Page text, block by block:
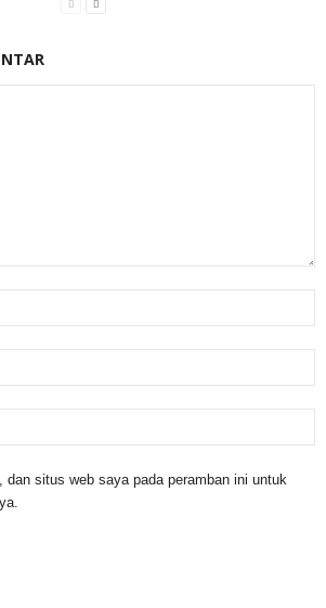
dan situs web saya pada peramban ini untuk